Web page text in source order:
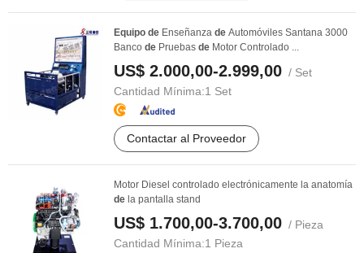
Equipo de Enseñanza de Automóviles Santana 3000
Banco de Pruebas de Motor Controlado ...
US$ 2.000,00-2.999,00 / Set
Cantidad Mínima:1 Set
Contactar al Proveedor
Motor Diesel controlado electrónicamente la anatomía
de la pantalla stand
US$ 1.700,00-3.700,00 / Pieza
Cantidad Mínima:1 Pieza